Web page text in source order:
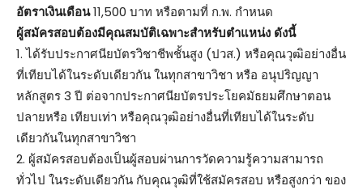
อัตราเงินเดือน11,500 บาท หรือตามที่ ก.พ. กำหนด
ผู้สมัครสอบต้องมีคุณสมบัติเฉพาะสำหรับตำแหน่ง ดังนี้
1. ได้รับประกาศนียบัตรวิชาชีพชั้นสูง (ปวส.) หรือคุณวุฒิอย่างอื่น
ที่เทียบได้ในระดับเดียวกัน ในทุกสาขาวิชา หรือ อนุปริญญา
หลักสูตร 3 ปี ต่อจากประกาศนียบัตรประโยคมัธยมศึกษาตอน
ปลายหรือ เทียบเท่า หรือคุณวุฒิอย่างอื่นที่เทียบได้ในระดับ
เดียวกันในทุกสาขาวิชา
2. ผู้สมัครสอบต้องเป็นผู้สอบผ่านการวัดความรู้ความสามารถ
ทั่วไป ในระดับเดียวกัน กับคุณวุฒิที่ใช้สมัครสอบ หรือสูงกว่า ของ